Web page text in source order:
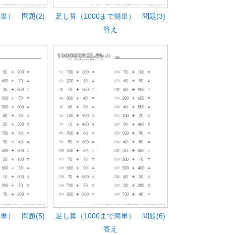
単） 問題(2)
足し算（1000まで簡単） 問題(3)
答え
単） 問題(5)
足し算（1000まで簡単） 問題(6)
答え